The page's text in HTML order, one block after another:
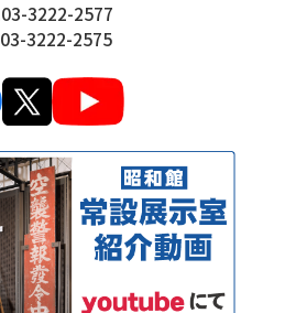
3222-2577
3222-2575